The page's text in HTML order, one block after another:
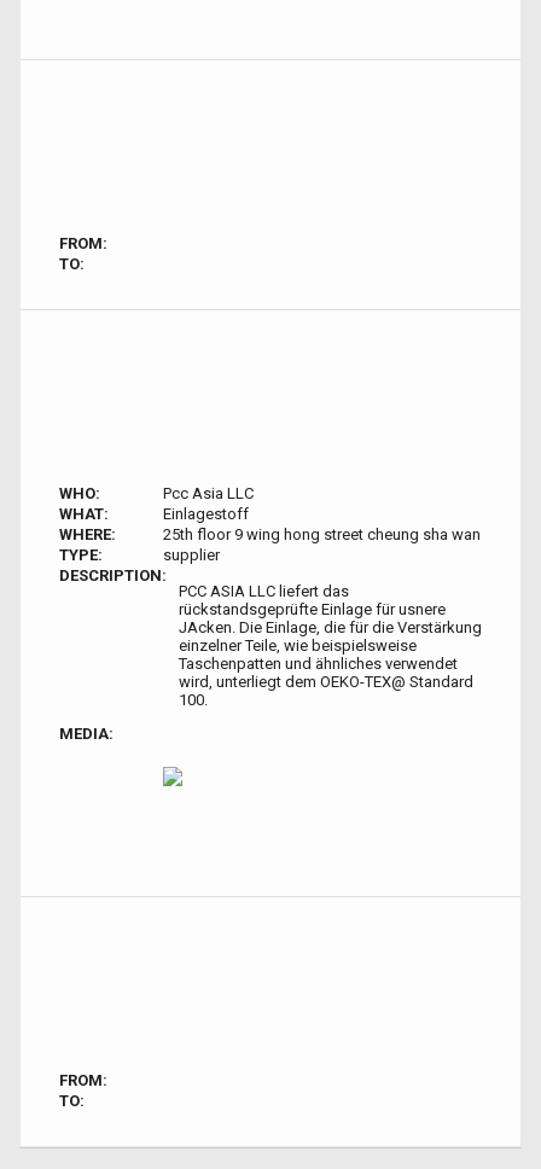
FROM:
TO:
WHO:
Pcc Asia LLC
WHAT:
Einlagestoff
WHERE:
25th floor 9 wing hong street cheung sha wan
TYPE:
supplier
DESCRIPTION:
PCC ASIA LLC liefert das
rückstandsgeprüfte Einlage für usnere
JAcken. Die Einlage, die für die Verstärkung
einzelner Teile, wie beispielsweise
Taschenpatten und ähnliches verwendet
wird, unterliegt dem OEKO-TEX@ Standard
100.
MEDIA:
FROM:
TO: